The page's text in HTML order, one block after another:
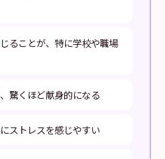
ることが、特に学校や職場
驚くほど献身的になる
ストレスを感じやすい